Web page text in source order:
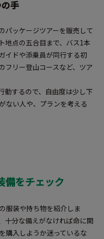
手
パッケージツアーを販売して
地点の五合目まで、バス1本
イドや添乗員が同行する初
フリー登山コースなど、ツア
動するので、自由度は少し下
ない人や、プランを考える
備をチェック
服装や持ち物を紹介しま
十分な備えがなければ命に関
購入しようか迷っているな